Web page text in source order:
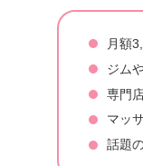
月額
ジム
専門
マッ
話題